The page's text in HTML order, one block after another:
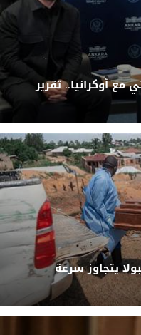
مع أوكرانيا.. تقرير
يتجاوز سرعة